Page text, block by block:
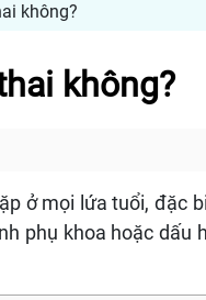
không?
không?
ở mọi lứa tuổi, đặc
phụ khoa hoặc dấu